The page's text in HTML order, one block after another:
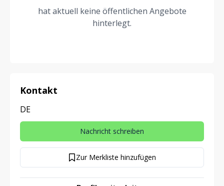
hat aktuell keine öffentlichen Angebote
hinterlegt.
Kontakt
DE
Nachricht schreiben
Zur Merkliste hinzufügen